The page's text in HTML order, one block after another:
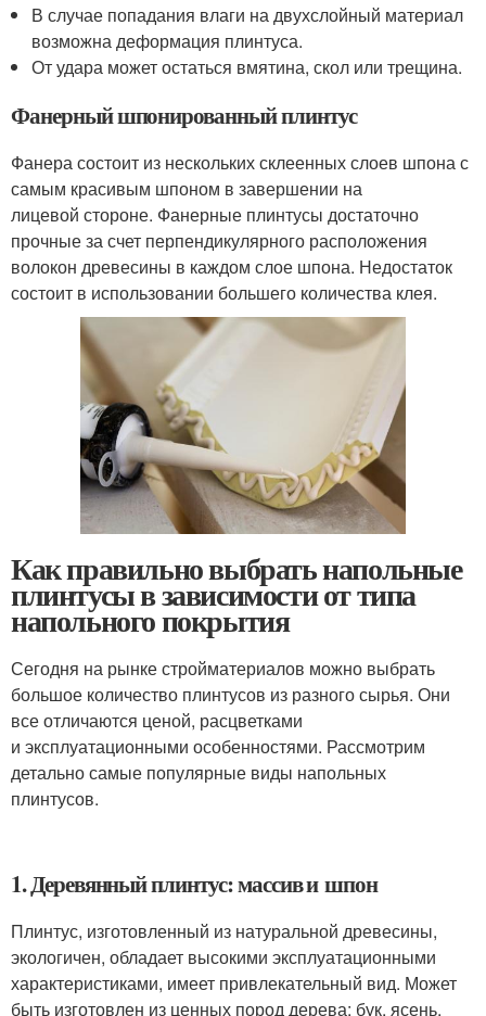
В случае попадания влаги на двухслойный материал
возможна деформация плинтуса.
От удара может остаться вмятина, скол или трещина.
Фанерный шпонированный плинтус
Фанера состоит из нескольких склеенных слоев шпона с
самым красивым шпоном в завершении на
лицевой стороне. Фанерные плинтусы достаточно
прочные за счет перпендикулярного расположения
волокон древесины в каждом слое шпона. Недостаток
состоит в использовании большего количества клея.
Как правильно выбрать напольные
плинтусы в зависимости от типа
напольного покрытия
Сегодня на рынке стройматериалов можно выбрать
большое количество плинтусов из разного сырья. Они
все отличаются ценой, расцветками
и эксплуатационными особенностями. Рассмотрим
детально самые популярные виды напольных
плинтусов.
1. Деревянный плинтус: массив и шпон
Плинтус, изготовленный из натуральной древесины,
экологичен, обладает высокими эксплуатационными
характеристиками, имеет привлекательный вид. Может
быть изготовлен из ценных пород дерева: бук, ясень,